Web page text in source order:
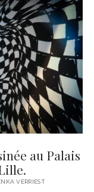
au Palais
VERRIEST